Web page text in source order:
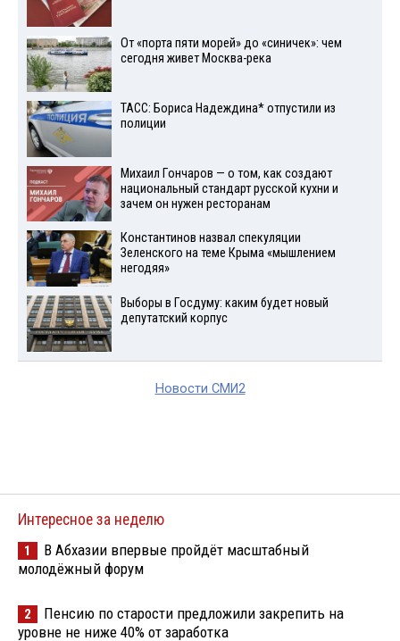
От «порта пяти морей» до «синичек»: чем
сегодня живет Москва-река
ТАСС: Бориса Надеждина* отпустили из
полиции
Михаил Гончаров — о том, как создают
национальный стандарт русской кухни и
зачем он нужен ресторанам
Константинов назвал спекуляции
Зеленского на теме Крыма «мышлением
негодяя»
Выборы в Госдуму: каким будет новый
депутатский корпус
Новости СМИ2
Интересное за неделю
1
В Абхазии впервые пройдёт масштабный
молодёжный форум
2
Пенсию по старости предложили закрепить на
уровне не ниже 40% от заработка